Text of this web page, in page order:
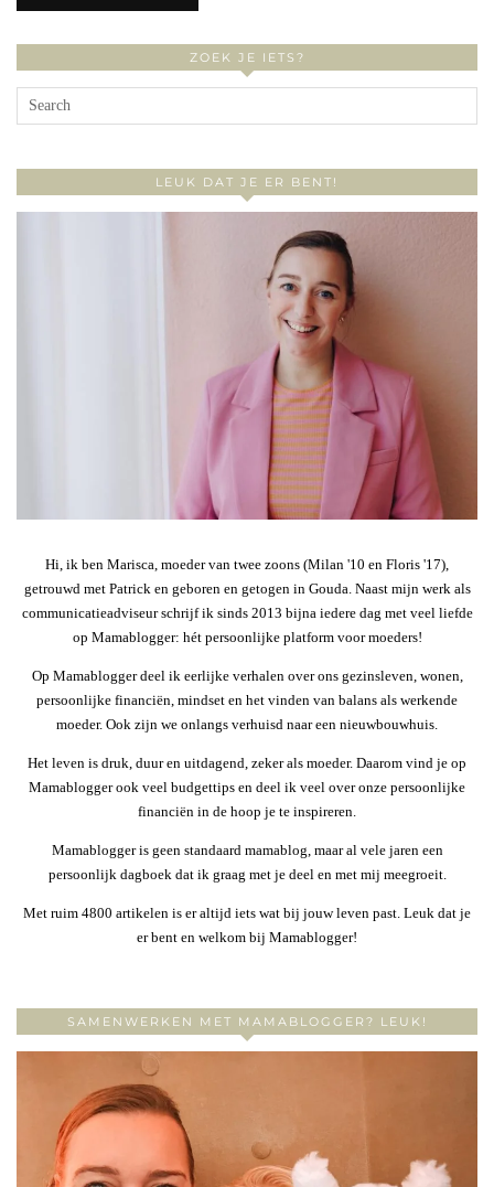
ZOEK JE IETS?
LEUK DAT JE ER BENT!
Hi, ik ben Marisca, moeder van twee zoons (Milan '10 en Floris '17),
getrouwd met Patrick en geboren en getogen in Gouda. Naast mijn werk als
communicatieadviseur schrijf ik sinds 2013 bijna iedere dag met veel liefde
op Mamablogger: hét persoonlijke platform voor moeders!
Op Mamablogger deel ik eerlijke verhalen over ons gezinsleven, wonen,
persoonlijke financiën, mindset en het vinden van balans als werkende
moeder. Ook zijn we onlangs verhuisd naar een nieuwbouwhuis.
Het leven is druk, duur en uitdagend, zeker als moeder. Daarom vind je op
Mamablogger ook veel budgettips en deel ik veel over onze persoonlijke
financiën in de hoop je te inspireren.
Mamablogger is geen standaard mamablog, maar al vele jaren een
persoonlijk dagboek dat ik graag met je deel en met mij meegroeit.
Met ruim 4800 artikelen is er altijd iets wat bij jouw leven past. Leuk dat je
er bent en welkom bij Mamablogger!
SAMENWERKEN MET MAMABLOGGER? LEUK!